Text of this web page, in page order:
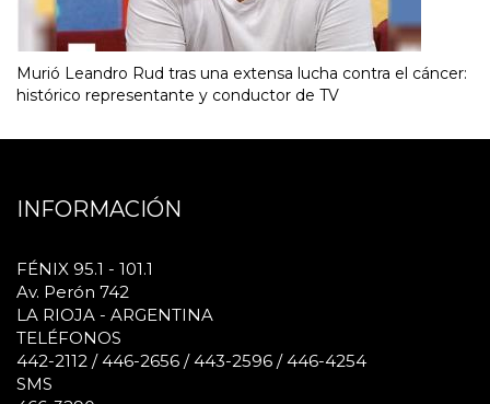
Murió Leandro Rud tras una extensa lucha contra el cáncer:
histórico representante y conductor de TV
INFORMACIÓN
FÉNIX 95.1 - 101.1
Av. Perón 742
LA RIOJA - ARGENTINA
TELÉFONOS
442-2112 / 446-2656 / 443-2596 / 446-4254
SMS